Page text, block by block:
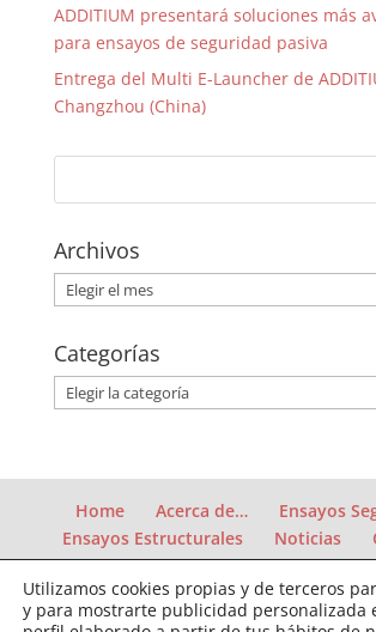
ADDITIUM presentará soluciones más
para ensayos de seguridad pasiva
Entrega del Multi E-Launcher de
Changzhou (China)
Archivos
Archivos
Categorías
Categorías
Home Acerca de…
Ensayos
Ensayos Estructurales
Noticias
Utilizamos cookies propias y de terceros
y para mostrarte publicidad personalizada